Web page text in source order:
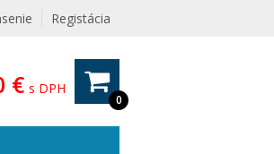
Registácia
0
€ s DPH